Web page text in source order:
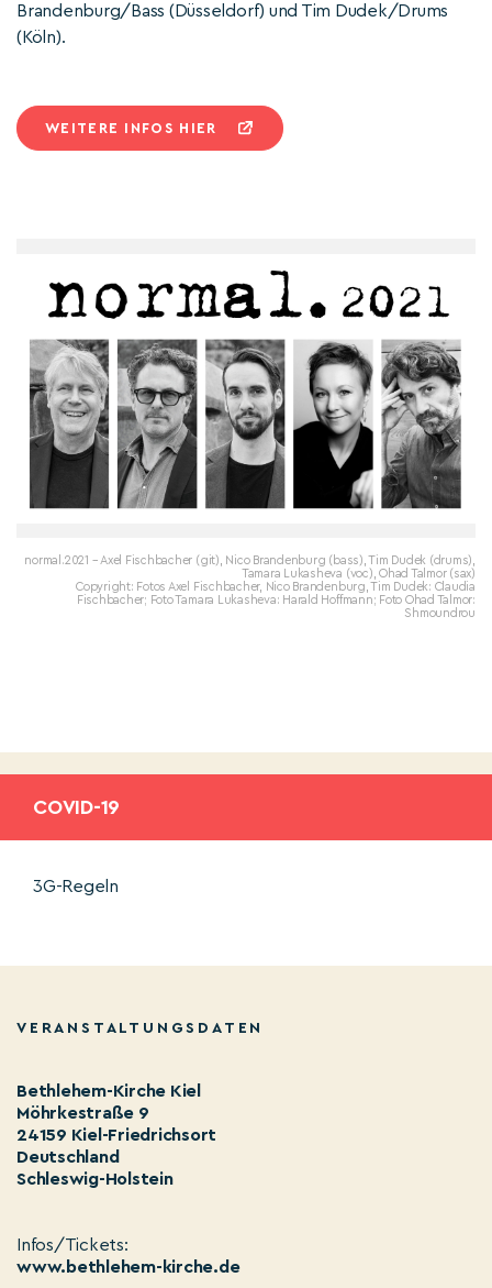
Brandenburg/Bass (Düsseldorf) und Tim Dudek/Drums
(Köln).
WEITERE INFOS HIER
normal.2021 – Axel Fischbacher (git), Nico Brandenburg (bass), Tim Dudek (drums),
Tamara Lukasheva (voc), Ohad Talmor (sax)
Copyright: Fotos Axel Fischbacher, Nico Brandenburg, Tim Dudek: Claudia
Fischbacher; Foto Tamara Lukasheva: Harald Hoffmann; Foto Ohad Talmor:
Shmoundrou
COVID-19
3G-Regeln
VERANSTALTUNGSDATEN
Bethlehem-Kirche Kiel
Möhrkestraße 9
24159 Kiel-Friedrichsort
Deutschland
Schleswig-Holstein
Infos/Tickets:
www.bethlehem-kirche.de